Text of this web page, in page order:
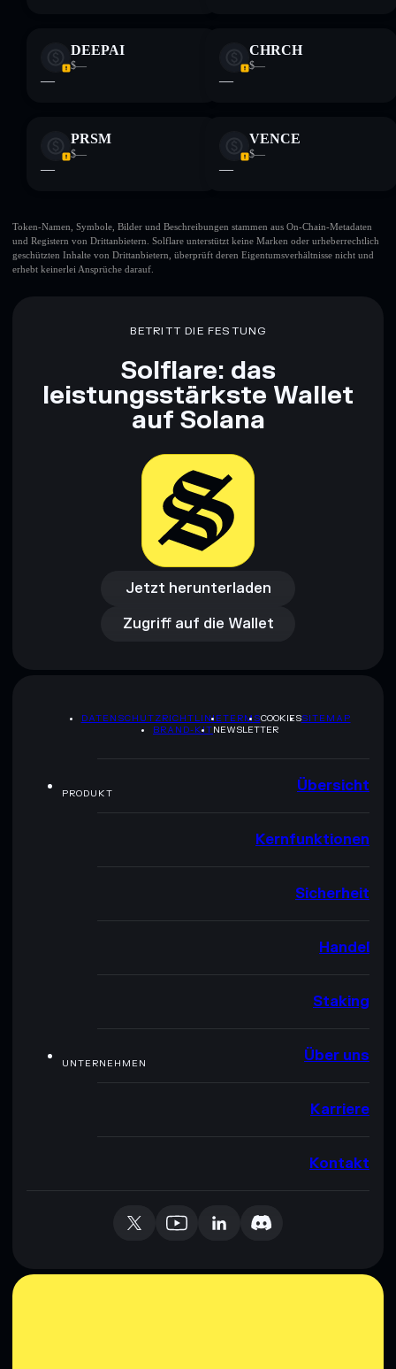
DEEPAI
$—
—
CHRCH
$—
—
PRSM
$—
—
VENCE
$—
—
Token-Namen, Symbole, Bilder und Beschreibungen stammen aus On-Chain-Metadaten
und Registern von Drittanbietern. Solflare unterstützt keine Marken oder urheberrechtlich
geschützten Inhalte von Drittanbietern, überprüft deren Eigentumsverhältnisse nicht und
erhebt keinerlei Ansprüche darauf.
BETRITT DIE FESTUNG
Solflare: das
leistungsstärkste Wallet
auf Solana
Jetzt herunterladen
Jetzt herunterladen
Zugriff auf die Wallet
Zugriff auf die Wallet
DATENSCHUTZRICHTLINIETERMSCOOKIESSITEMAP
BRAND-KITNEWSLETTER
PRODUKT Übersicht
Kernfunktionen
Sicherheit
Handel
Staking
UNTERNEHMEN Über uns
Karriere
Kontakt